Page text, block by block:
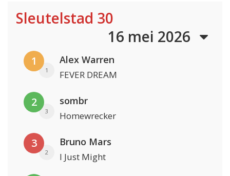
Sleutelstad 30
16 mei 2026
1
1
Alex Warren
FEVER DREAM
2
3
sombr
Homewrecker
3
2
Bruno Mars
I Just Might